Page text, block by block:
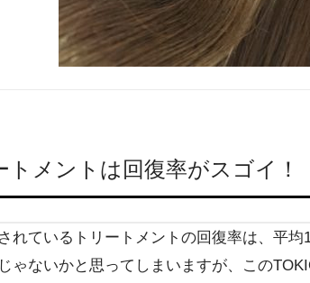
トメント は回復率がスゴイ！
れているトリートメントの回復率は、平均
ゃないかと思ってしまいますが、この